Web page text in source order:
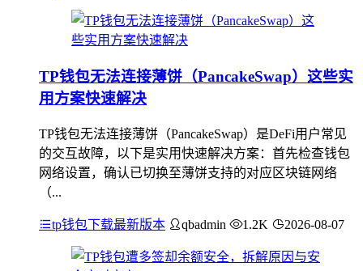
TP钱包无法连接薄饼（PancakeSwap）这些实
用方案快速解决
TP钱包无法连接薄饼（PancakeSwap）是DeFi用户常见
的交互故障，以下是实用快速解决方案：首先检查钱包
网络设置，确认已切换至薄饼支持的对应区块链网络
（...
tp钱包下载最新版本 qbadmin 1.2K 2026-08-07